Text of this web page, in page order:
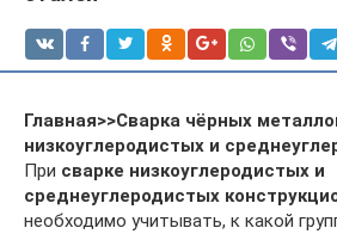
Главная>>Сварка чёрных
низкоуглеродистых и
При сварке низкоуглеродистых и
среднеуглеродистых
необходимо учитывать, к какой